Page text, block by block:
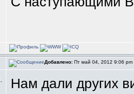
Добавлено: Пт май 04, 2012 9:06 pm
Нам дали других